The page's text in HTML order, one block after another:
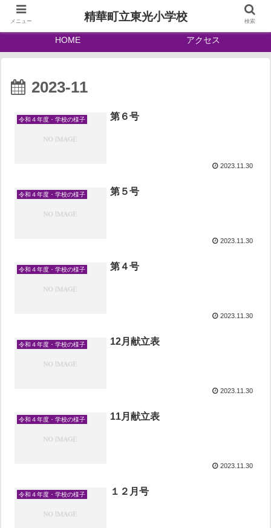
HOME アクセス
2023-11
令和４年度・学校の様子 第６号
2023.11.30
令和４年度・学校の様子 第５号
2023.11.30
令和４年度・学校の様子 第４号
2023.11.30
令和４年度・学校の様子 12月献立表
2023.11.30
令和４年度・学校の様子 11月献立表
2023.11.30
令和４年度・学校の様子 １２月号
メニュー 精華町立東光小学校 検索